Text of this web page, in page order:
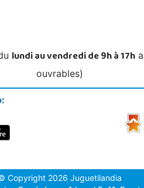
lundi au vendredi de 9h à 17h
ouvrables)
Copyright 2026 Juguetilandia